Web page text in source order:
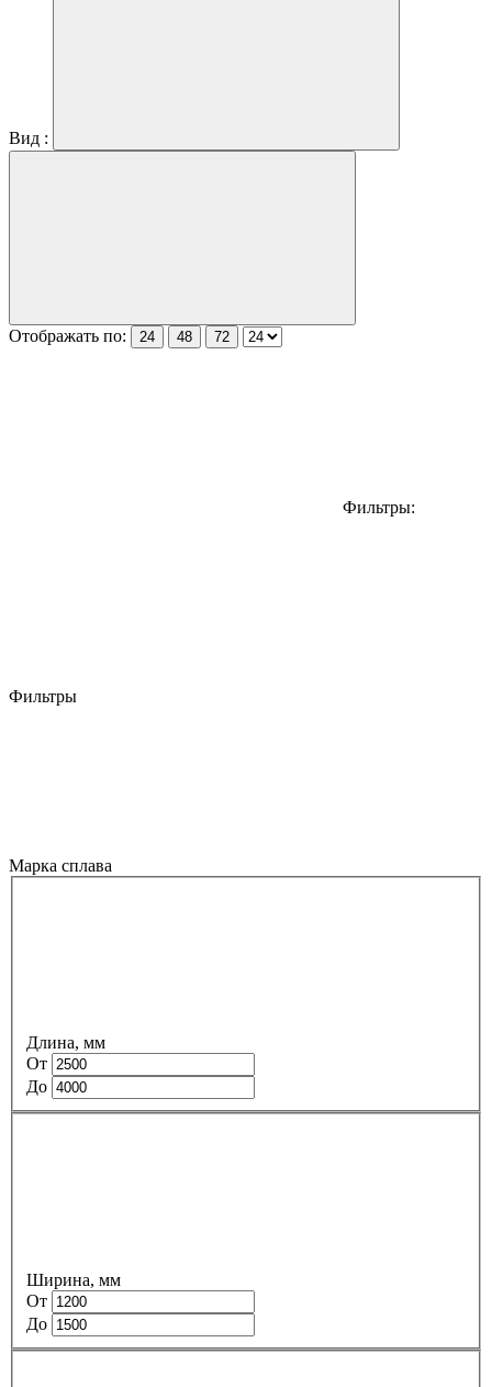
Вид :
Отображать по: 24 48 72
Фильтры:
Фильтры
Марка сплава
Длина, мм
От
До
Ширина, мм
От
До